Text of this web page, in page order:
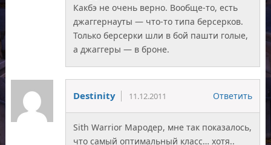
Какбэ не очень верно. Вообще-то, есть
джаггернауты — что-то типа берсерков.
Только берсерки шли в бой пашти голые,
а джаггеры — в броне.
Destinity 11.12.2011 Ответить
Sith Warrior Мародер, мне так показалось,
что самый оптимальный класс… хотя..